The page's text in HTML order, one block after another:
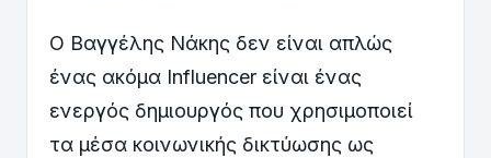
Ο Βαγγέλης Νάκης δεν είναι απλώς
ένας ακόμα Influencer είναι ένας
ενεργός δημιουργός που χρησιμοποιεί
τα μέσα κοινωνικής δικτύωσης ως